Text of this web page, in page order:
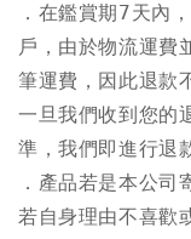
．在鑑賞期7天內
戶，由於物流運費
筆運費，因此退款
一旦我們收到您的
準，我們即進行退
．產品若是本公司
若自身理由不喜歡